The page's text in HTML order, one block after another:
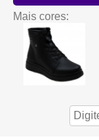
Mais cores: